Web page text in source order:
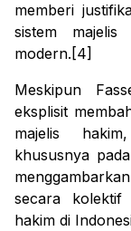
memberi
sistem
modern.[4]
Meskipun
eksplisit
majelis
khususnya
secara kolektif
hakim di